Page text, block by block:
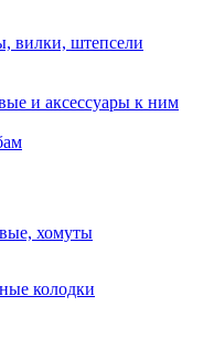
вилки, штепсели
и аксессуары к ним
хомуты
колодки